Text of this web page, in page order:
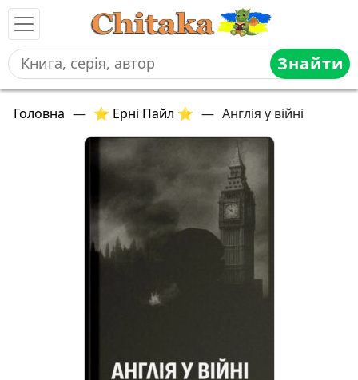
Знайти
Головна — ⭐ Ерні Пайл ⭐ — Англія у війні